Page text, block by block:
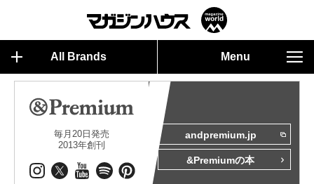
All Brands Menu
毎月20日発売
2013年創刊
andpremium.jp
&Premiumの本